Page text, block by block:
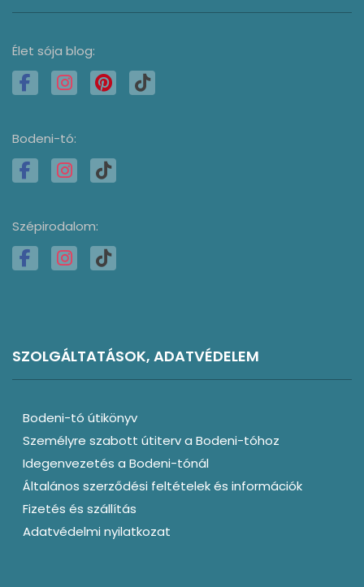
Élet sója blog:
Bodeni-tó:
Szépirodalom:
SZOLGÁLTATÁSOK, ADATVÉDELEM
Bodeni-tó útikönyv
Személyre szabott útiterv a Bodeni-tóhoz
Idegenvezetés a Bodeni-tónál
Általános szerződési feltételek és információk
Fizetés és szállítás
Adatvédelmi nyilatkozat